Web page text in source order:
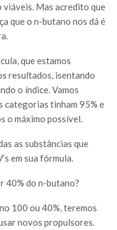
viáveis. Mas acredito que
que o n-butano nos dá é
que estamos
resultados, isentando
o índice. Vamos
categorias tinham 95% e
o máximo possível.
as substâncias que
em sua fórmula.
40% do n-butano?
100 ou 40%, teremos
novos propulsores.